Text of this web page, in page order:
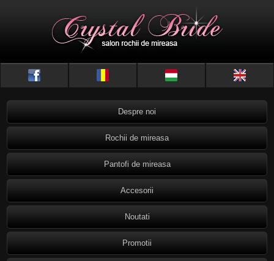
Despre noi
Rochii de mireasa
Pantofi de mireasa
Accesorii
Noutati
Promotii